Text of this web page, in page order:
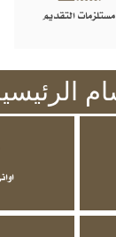
مستلزمات التقديم